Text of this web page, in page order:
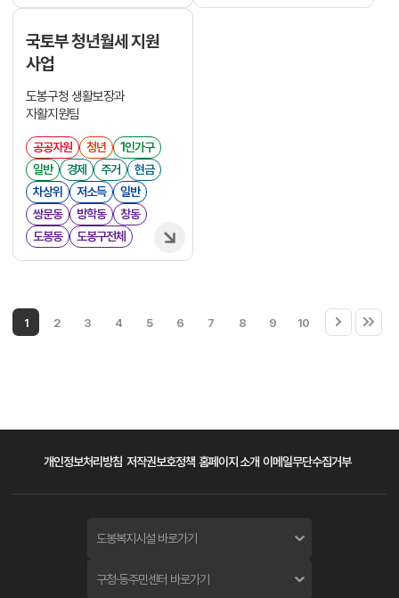
국토부 청년월세 지원
사업
도봉구청 생활보장과
자활지원팀
공공자원 청년
1인가구
일반
경제 주거
현금
차상위
저소득
일반
쌍문동
방학동
창동
도봉동
도봉구전체
1 2 3 4 5 6 7 8 9 10
개인정보처리방침 저작권보호정책 홈페이지 소개 이메일무단수집거부
구청·동주민센터 바로가기
도봉복지시설 바로가기